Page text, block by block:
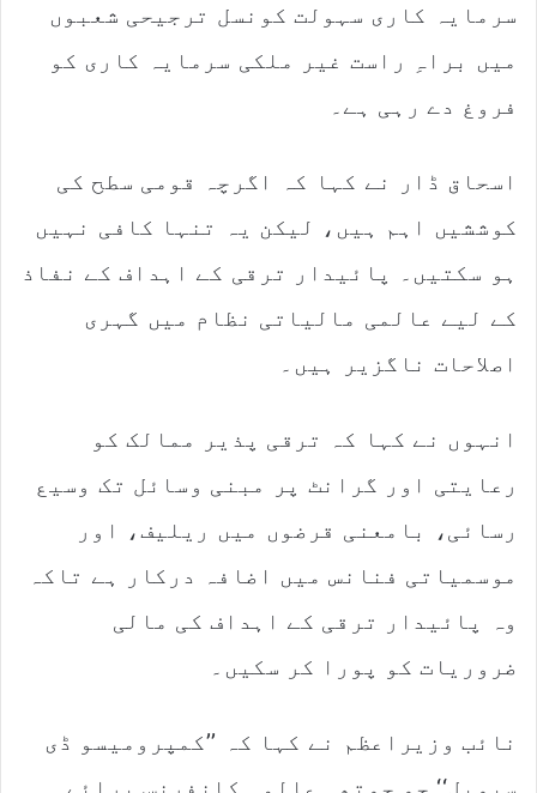
سرمایہ کاری سہولت کونسل ترجیحی شعبوں
میں براہِ راست غیر ملکی سرمایہ کاری کو
فروغ دے رہی ہے۔
اسحاق ڈار نے کہا کہ اگرچہ قومی سطح کی
کوششیں اہم ہیں، لیکن یہ تنہا کافی نہیں
ہو سکتیں۔ پائیدار ترقی کے اہداف کے نفاذ
کے لیے عالمی مالیاتی نظام میں گہری
اصلاحات ناگزیر ہیں۔
انہوں نے کہا کہ ترقی پذیر ممالک کو
رعایتی اور گرانٹ پر مبنی وسائل تک وسیع
رسائی، بامعنی قرضوں میں ریلیف، اور
موسمیاتی فنانس میں اضافہ درکار ہے تاکہ
وہ پائیدار ترقی کے اہداف کی مالی
ضروریات کو پورا کر سکیں۔
نائب وزیراعظم نے کہا کہ ’’کمپرومیسو ڈی